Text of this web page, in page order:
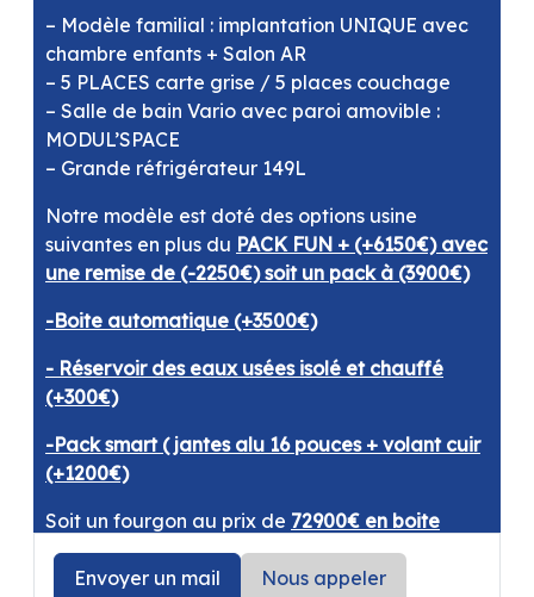
– Modèle familial : implantation UNIQUE avec
chambre enfants + Salon AR
– 5 PLACES carte grise / 5 places couchage
– Salle de bain Vario avec paroi amovible :
MODUL’SPACE
– Grande réfrigérateur 149L
Notre modèle est doté des options usine
suivantes en plus du PACK FUN + (+6150€) avec
une remise de (-2250€) soit un pack à (3900€)
-Boite automatique (+3500€)
- Réservoir des eaux usées isolé et chauffé
(+300€)
-Pack smart ( jantes alu 16 pouces + volant cuir
(+1200€)
Soit un fourgon au prix de 72900€ en boite
automatique
Envoyer un mail
Nous appeler